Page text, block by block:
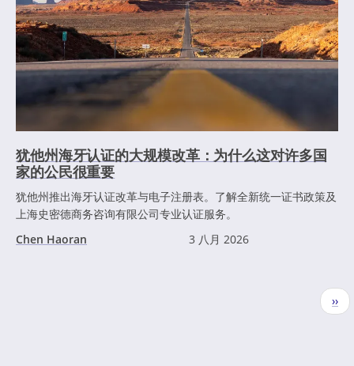
犹他州海牙认证的大规模改革：为什么这对许多国
家的公民很重要
犹他州推出海牙认证改革与电子注册表。了解全新统一证书政策及
上海史密德商务咨询有限公司专业认证服务。
Chen Haoran
3 八月 2026
下
一
››